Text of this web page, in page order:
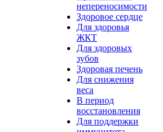
непереносимости
Здоровое сердце
Для здоровья
ЖКТ
Для здоровых
зубов
Здоровая печень
Для снижения
веса
В период
восстановления
Для поддержки